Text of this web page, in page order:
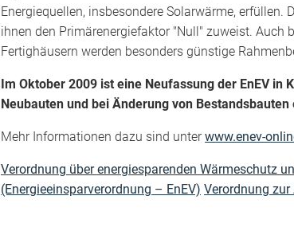
Energiequellen, insbesondere Solarwärme, erfüllen.
ihnen den Primärenergiefaktor "Null" zuweist. Auch
Fertighäusern werden besonders günstige
Im Oktober 2009 ist eine Neufassung der EnEV
Neubauten und bei Änderung von Bestandsbauten
Mehr Informationen dazu sind unterwww.enev-
Verordnung über energiesparenden Wärmeschutz
(Energieeinsparverordnung – EnEV) Verordnung